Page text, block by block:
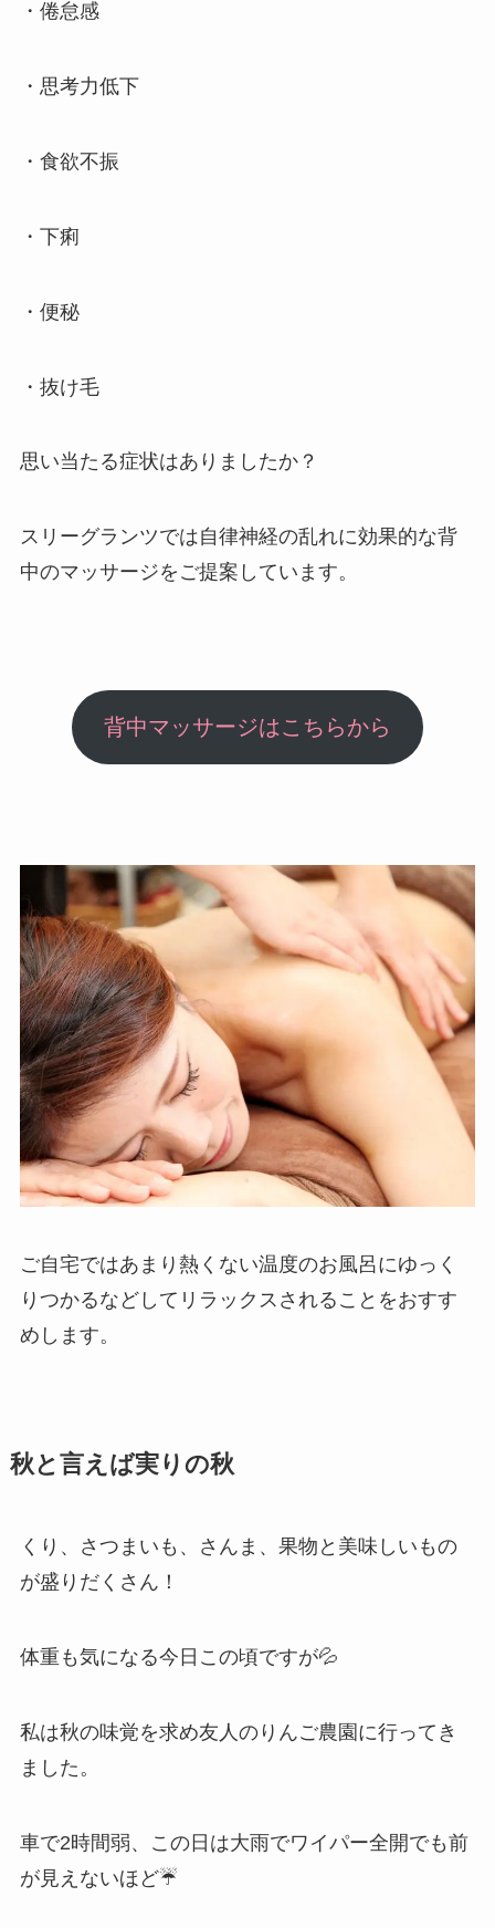
・倦怠感
・思考力低下
・食欲不振
・下痢
・便秘
・抜け毛
思い当たる症状はありましたか？
スリーグランツでは自律神経の乱れに効果的な背
中のマッサージをご提案しています。
背中マッサージはこちらから
ご自宅ではあまり熱くない温度のお風呂にゆっく
りつかるなどしてリラックスされることをおすす
めします。
秋と言えば実りの秋
くり、さつまいも、さんま、果物と美味しいもの
が盛りだくさん！
体重も気になる今日この頃ですが💦
私は秋の味覚を求め友人のりんご農園に行ってき
ました。
車で2時間弱、この日は大雨でワイパー全開でも前
が見えないほど☔